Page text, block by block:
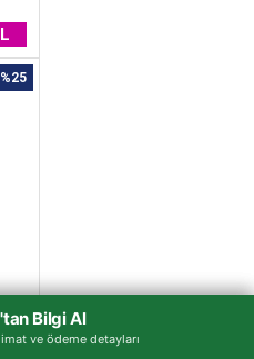
Bilgi Al
ve ödeme detayları
%25
Bilgi Al
ve ödeme detayları